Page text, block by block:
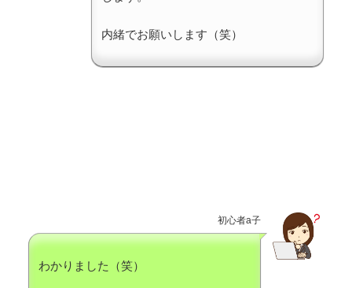
内緒でお願いします（笑）
初心者a子
わかりました（笑）